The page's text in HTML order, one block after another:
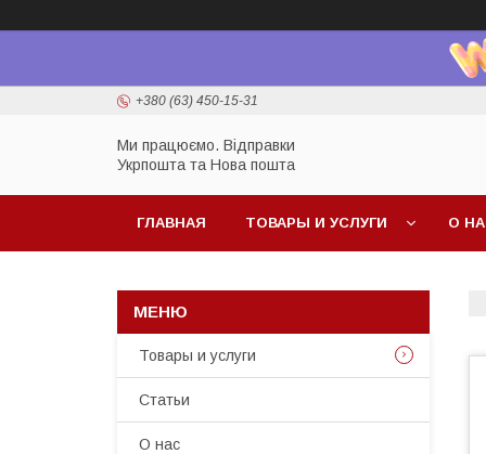
+380 (63) 450-15-31
Ми працюємо. Відправки
Укрпошта та Нова пошта
ГЛАВНАЯ ТОВАРЫ И УСЛУГИ О
Товары и услуги
Статьи
О нас